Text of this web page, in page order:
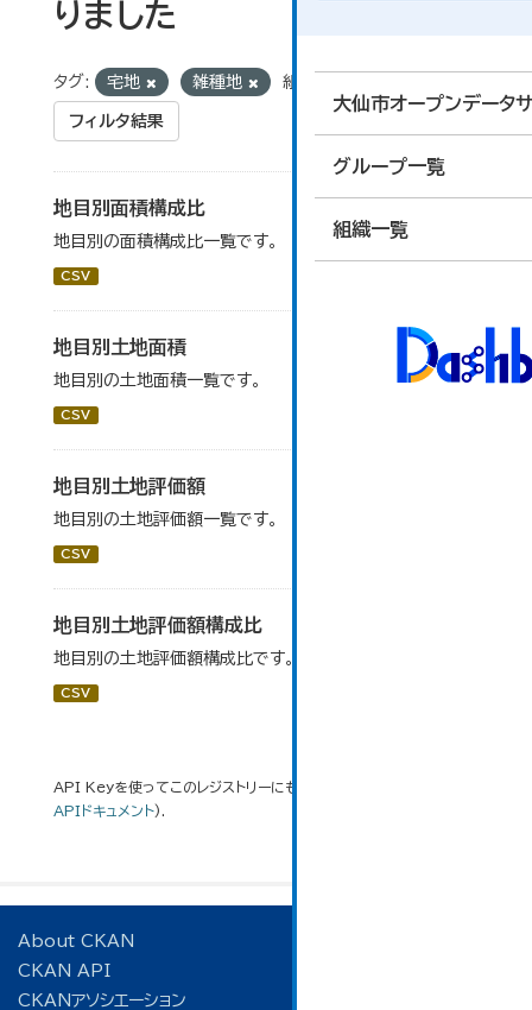
大仙市オープンデータ
グループ一覧
組織一覧
りました
タグ: 宅地 雑種地 組織:
フィルタ結果
地目別面積構成比
地目別の面積構成比一覧です。
CSV
地目別土地面積
地目別の土地面積一覧です。
CSV
地目別土地評価額
地目別の土地評価額一覧です。
CSV
地目別土地評価額構成比
地目別の土地評価額構成比です。
CSV
API Keyを使ってこのレジストリーにもアクセス可能です
APIドキュメント).
About CKAN
CKAN API
CKANアソシエーション